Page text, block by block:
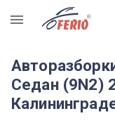
R
Седан (9N2)